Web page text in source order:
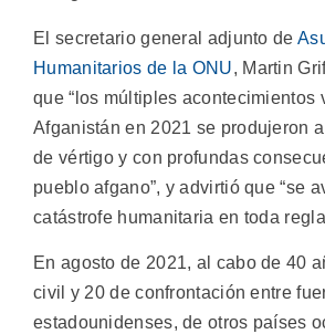
El secretario general adjunto de
Humanitarios de la ONU, Martin
que “los múltiples acontecimientos
Afganistán en 2021 se produjeron
de vértigo y con profundas
pueblo afgano”, y advirtió que “se
catástrofe humanitaria en toda
En agosto de 2021, al cabo de 40
civil y 20 de confrontación entre
estadounidenses, de otros países